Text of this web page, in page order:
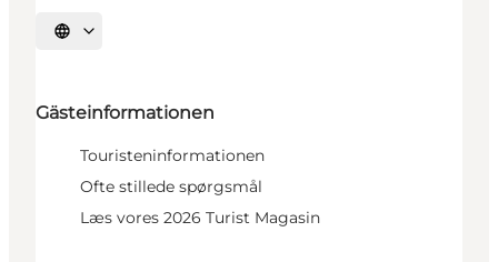
Sprache auswählen
Gästeinformationen
Touristeninformationen
Ofte stillede spørgsmål
Læs vores 2026 Turist Magasin